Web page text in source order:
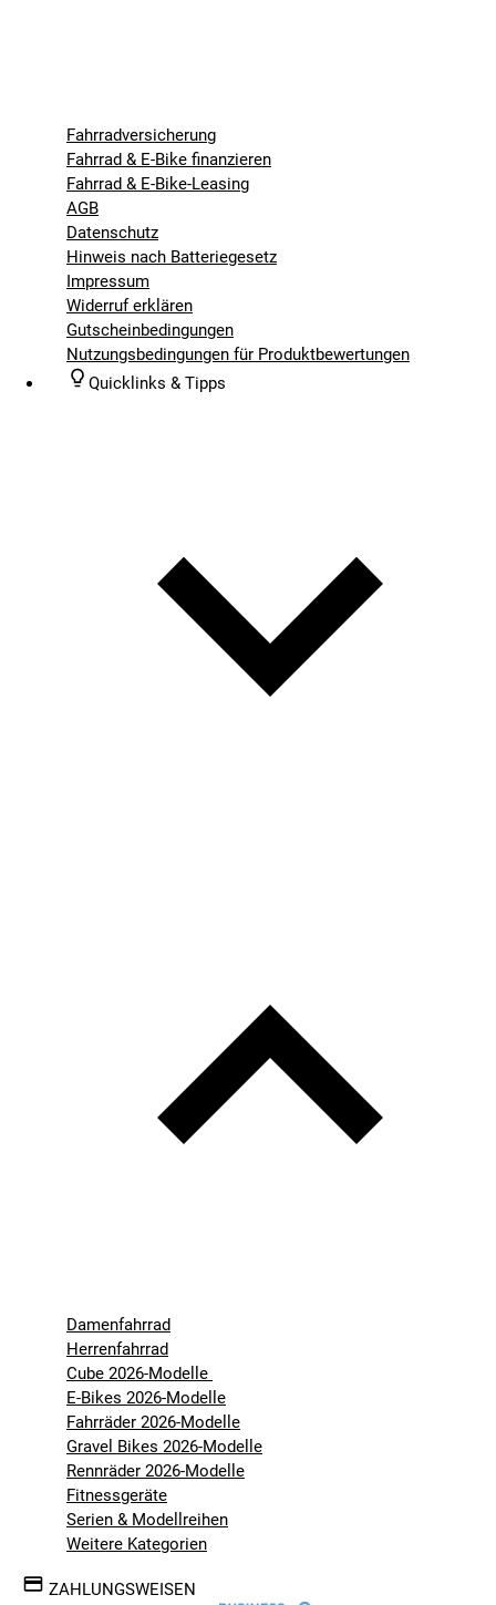
Fahrradversicherung
Fahrrad & E-Bike finanzieren
Fahrrad & E-Bike-Leasing
AGB
Datenschutz
Hinweis nach Batteriegesetz
Impressum
Widerruf erklären
Gutscheinbedingungen
Nutzungsbedingungen für Produktbewertungen
Quicklinks & Tipps
Damenfahrrad
Herrenfahrrad
Cube 2026-Modelle
E-Bikes 2026-Modelle
Fahrräder 2026-Modelle
Gravel Bikes 2026-Modelle
Rennräder 2026-Modelle
Fitnessgeräte
Serien & Modellreihen
Weitere Kategorien
ZAHLUNGSWEISEN